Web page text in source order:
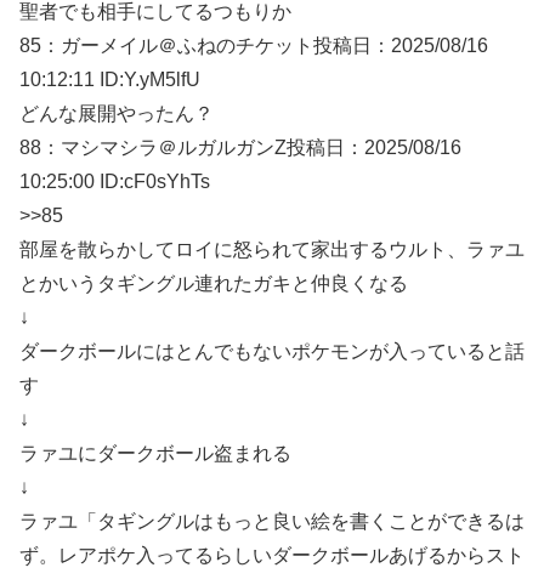
聖者でも相手にしてるつもりか
85： ガーメイル＠ふねのチケット 投稿日：2025/08/16
10:12:11 ID:Y.yM5lfU
どんな展開やったん？
88： マシマシラ＠ルガルガンZ投稿日：2025/08/16
10:25:00 ID:cF0sYhTs
>>85
部屋を散らかしてロイに怒られて家出するウルト、ラァユ
とかいうタギングル連れたガキと仲良くなる
↓
ダークボールにはとんでもないポケモンが入っていると話
す
↓
ラァユにダークボール盗まれる
↓
ラァユ「タギングルはもっと良い絵を書くことができるは
ず。レアポケ入ってるらしいダークボールあげるからスト